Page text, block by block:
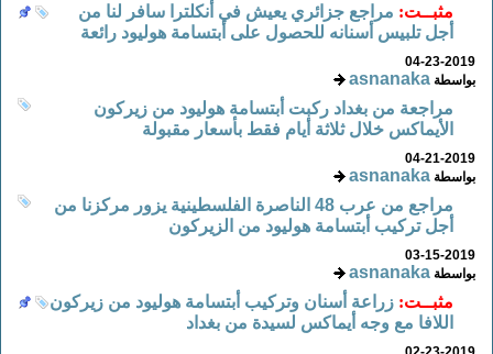
مثبــت:
مراجع جزائري يعيش في أنكلترا سافر لنا من
أجل تلبيس أسنانه للحصول على أبتسامة هوليود رائعة
04-23-2019
بواسطةasnanaka
مراجعة من بغداد ركبت أبتسامة هوليود من زيركون
الأيماكس خلال ثلاثة أيام فقط بأسعار مقبولة
04-21-2019
بواسطةasnanaka
مراجع من عرب 48 الناصرة الفلسطينية يزور مركزنا من
أجل تركيب أبتسامة هوليود من الزيركون
03-15-2019
بواسطةasnanaka
مثبــت: زراعة أسنان وتركيب أبتسامة هوليود من زيركون
اللافا مع وجه أيماكس لسيدة من بغداد